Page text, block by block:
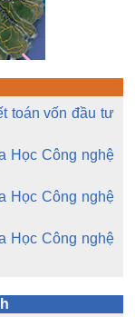
toán vốn đầu tư
Học Công nghệ
Học Công nghệ
Học Công nghệ